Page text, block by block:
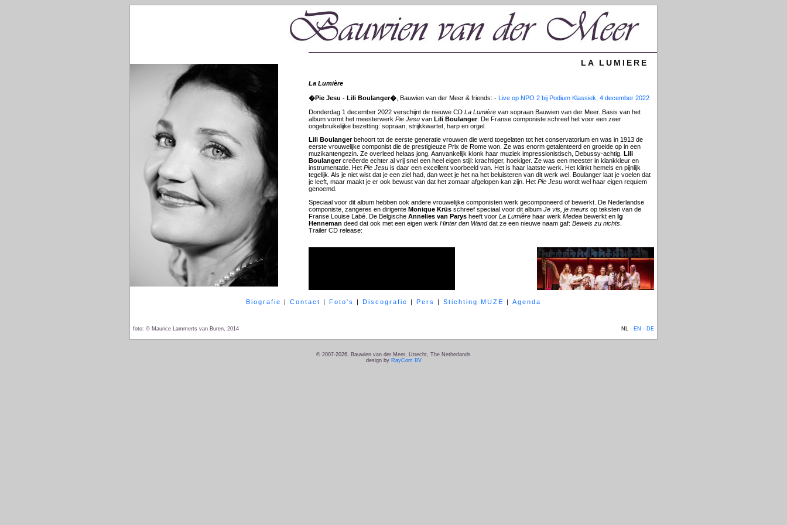
LA LUMIERE
La Lumière
�Pie Jesu - Lili Boulanger� , Bauwien van der Meer & friends: - Live op NPO 2 bij Podium Klassiek, 4 december 2022
Donderdag 1 december 2022 verschijnt de nieuwe CD La Lumière van sopraan Bauwien van der Meer. Basis van het
album vormt het meesterwerk Pie Jesu van Lili Boulanger. De Franse componiste schreef het voor een zeer
ongebruikelijke bezetting: sopraan, strijkkwartet, harp en orgel.
Lili Boulangerbehoort tot de eerste generatie vrouwen die werd toegelaten tot het conservatorium en was in 1913 de
eerste vrouwelijke componist die de prestigieuze Prix de Rome won. Ze was enorm getalenteerd en groeide op in een
muzikantengezin. Ze overleed helaas jong. Aanvankelijk klonk haar muziek impressionistisch, Debussy-achtig. Lili
Boulangercreëerde echter al vrij snel een heel eigen stijl: krachtiger, hoekiger. Ze was een meester in klankkleur en
instrumentatie. Het Pie Jesu is daar een excellent voorbeeld van. Het is haar laatste werk. Het klinkt hemels en pijnlijk
tegelijk. Als je niet wist dat je een ziel had, dan weet je het na het beluisteren van dit werk wel. Boulanger laat je voelen dat
je leeft, maar maakt je er ook bewust van dat het zomaar afgelopen kan zijn. Het Pie Jesu wordt wel haar eigen requiem
genoemd.
Speciaal voor dit album hebben ook andere vrouwelijke componisten werk gecomponeerd of bewerkt. De Nederlandse
componiste, zangeres en dirigente Monique Krüs schreef speciaal voor dit album Je vis, je meurs op teksten van de
Franse Louise Labé. De Belgische Annelies van Parys heeft voor La Lumière haar werk Medea bewerkt en Ig
Henneman deed dat ook met een eigen werk Hinter den Wanddat ze een nieuwe naam gaf: Beweis zu nichts
Trailer CD release:
Biografie | Contact | Foto's | Discografie | Pers | Stichting MUZE | Agenda
foto: © Maurice Lammerts van Buren, 2014 NL - EN - DE
© 2007-2026, Bauwien van der Meer, Utrecht, The Netherlands
design by RayCom BV